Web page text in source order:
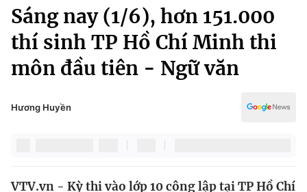
Chuyên mục
Chính trị
Xã hội
Pháp luật
Kinh tế
Thể thao
Truyền hình
Văn hóa - Giải trí
Công nghệ
Sáng nay (1/6), hơn 151.000
thí sinh TP Hồ Chí Minh thi
môn đầu tiên - Ngữ văn
Hương Huyền
VTV.vn - Kỳ thi vào lớp 10 công lập tại TP Hồ Chí